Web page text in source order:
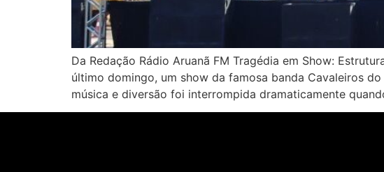
Da Redação Rádio Aruanã FM Tragédia em Show:
último domingo, um show da famosa banda Cavaleiros
música e diversão foi interrompida dramaticamente